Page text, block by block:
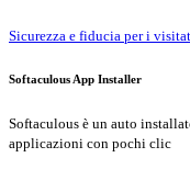
Sicurezza e fiducia per i
Softaculous App Installer
Softaculous è un auto
applicazioni con pochi clic